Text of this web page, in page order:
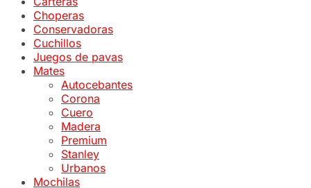
Choperas
Conservadoras
Cuchillos
Juegos de pavas
Mates
Autocebantes
Corona
Cuero
Madera
Premium
Stanley
Urbanos
Mochilas